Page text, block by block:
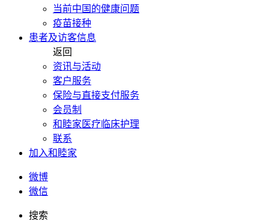
当前中国的健康问题
疫苗接种
患者及访客信息
返回
资讯与活动
客户服务
保险与直接支付服务
会员制
和睦家医疗临床护理
联系
加入和睦家
微博
微信
搜索